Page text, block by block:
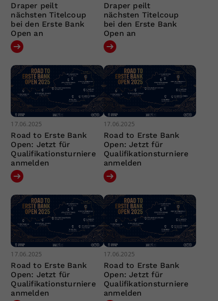
Draper peilt
nächsten Titelcoup
bei den Erste Bank
Open an
Draper peilt
nächsten Titelcoup
bei den Erste Bank
Open an
17.06.2025
Road to Erste Bank
Open: Jetzt für
Qualifikationsturniere
anmelden
17.06.2025
Road to Erste Bank
Open: Jetzt für
Qualifikationsturniere
anmelden
17.06.2025
Road to Erste Bank
Open: Jetzt für
Qualifikationsturniere
anmelden
17.06.2025
Road to Erste Bank
Open: Jetzt für
Qualifikationsturniere
anmelden